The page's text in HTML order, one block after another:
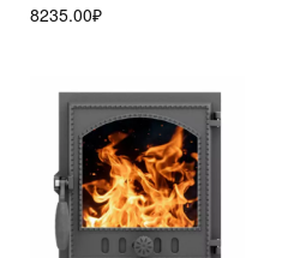
8235.00₽